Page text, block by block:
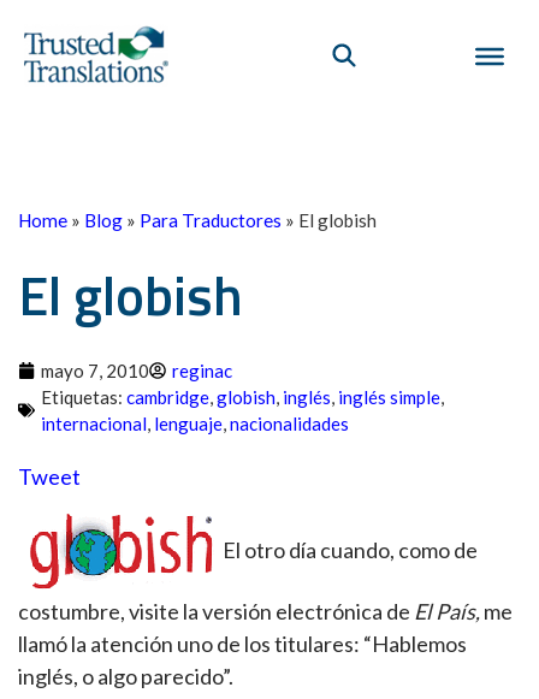
Home » Blog » Para Traductores » El globish
El globish
mayo 7, 2010
reginac
Etiquetas: cambridge,globish, inglés, inglés simple,
internacional, lenguaje,nacionalidades
Tweet
El otro día cuando, como de
costumbre, visite la versión electrónica de El País,me
llamó la atención uno de los titulares: “Hablemos
inglés, o algo parecido”.